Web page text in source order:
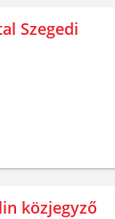
Szegedi
közjegyző